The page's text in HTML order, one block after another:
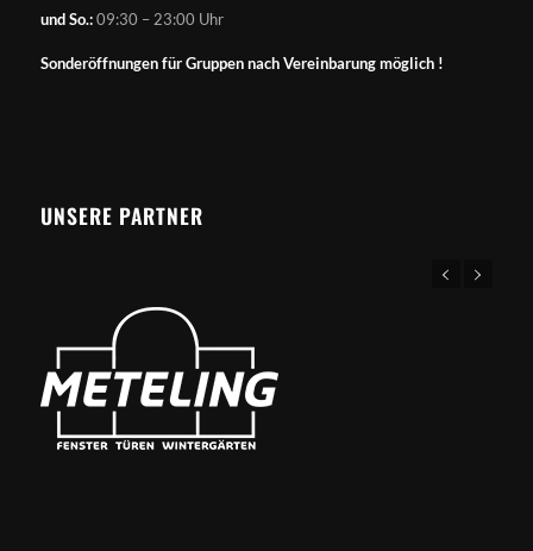
und So.:09:30 – 23:00 Uhr
Sonderöffnungen für Gruppen nach Vereinbarung möglich !
UNSERE PARTNER